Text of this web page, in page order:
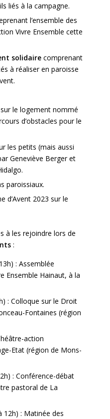
liés à la campagne.
l’ensemble des
Vivre Ensemble cette
solidairecomprenant
à réaliser en paroisse
le logement nommé
d’obstacles pour le
les petits (mais aussi
Geneviève Berger et
paroissiaux.
d’Avent 2023 sur le
à les rejoindre lors de
:
: Assemblée
Ensemble Hainaut, à la
: Colloque sur le Droit
Fontaines (région
action
Etat (région de Mons-
: Conférence-débat
pastoral de La
12h) : Matinée des